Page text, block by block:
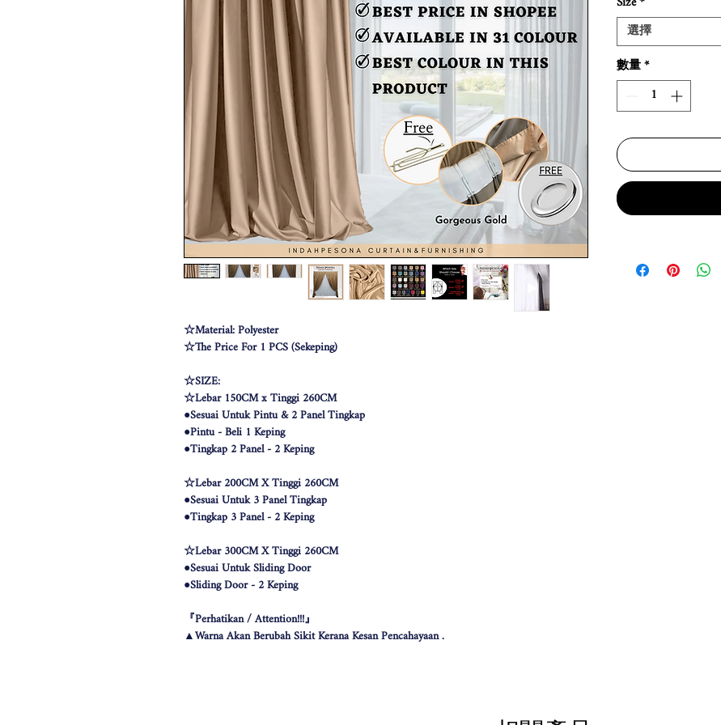
☆Material: Polyester
☆The Price For 1 PCS (Sekeping)
☆SIZE:
☆Lebar 150CM x Tinggi 260CM
●Sesuai Untuk Pintu & 2 Panel Tingkap
●Pintu - Beli 1 Keping
●Tingkap 2 Panel - 2 Keping
☆Lebar 200CM X Tinggi 260CM
●Sesuai Untuk 3 Panel Tingkap
●Tingkap 3 Panel - 2 Keping
☆Lebar 300CM X Tinggi 260CM
●Sesuai Untuk Sliding Door
●Sliding Door - 2 Keping
『Perhatikan / Attention!!!』
▲Warna Akan Berubah Sikit Kerana Kesan Pencahayaan .
選擇
數量*